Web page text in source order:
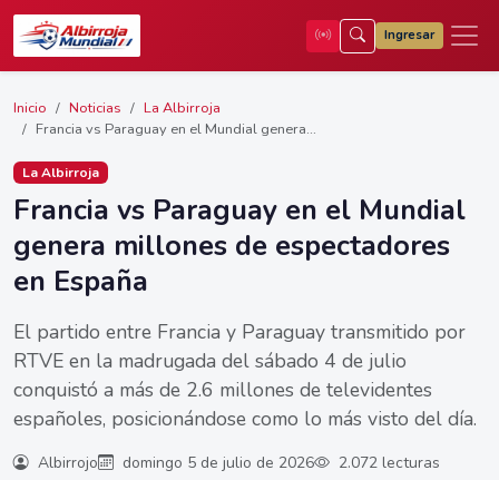
Ingresar
Inicio Noticias
La Albirroja
Francia vs Paraguay en el Mundial genera...
La Albirroja
Francia vs Paraguay en el Mundial
genera millones de espectadores
en España
El partido entre Francia y Paraguay transmitido por
RTVE en la madrugada del sábado 4 de julio
conquistó a más de 2.6 millones de televidentes
españoles, posicionándose como lo más visto del día.
Albirrojo domingo 5 de julio de 2026 2.072 lecturas